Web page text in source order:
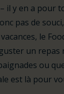
il y en a pour
pas de
le
un repas
ou
est là pour